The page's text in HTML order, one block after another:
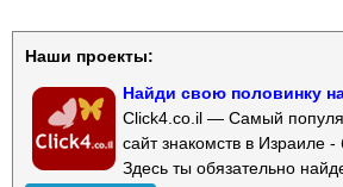
Наши проекты:
Найди свою половинку
Click4.co.il — Самый
сайт знакомств в Израиле
Здесь ты обязательно